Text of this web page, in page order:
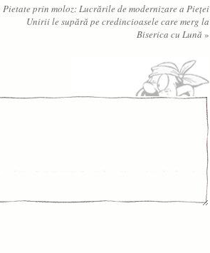
Pietate prin moloz: Lucrările de modernizare a Pieţei
Unirii le supără pe credincioasele care merg la
Biserica cu Lună»